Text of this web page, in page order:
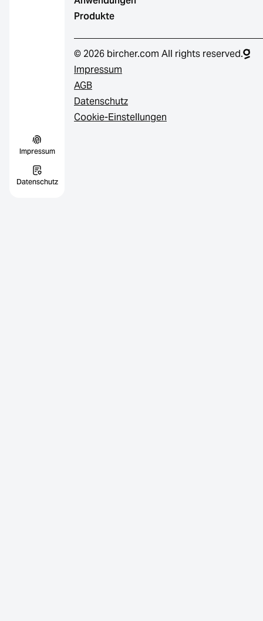
Impressum
Datenschutz
Produkte
© 2026 bircher.com All rights reserved.
Impressum
AGB
Datenschutz
Cookie-Einstellungen